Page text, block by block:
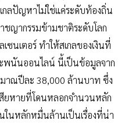
กลปัญหาไม่ใช่แค่ระดับท้องถิ่น
ชญากรรมข้ามชาติระดับโลก
ซนเตอร์ ทำให้สเกลของเงินที่
พนันออนไลน์ นี้เป็นข้อมูลจาก
มาณปีละ 38,000 ล้านบาท ซึ่ง
ยหายที่โดนหลอกจำนวนหลัก
ในหลักหมื่นล้านเป็นเรื่องที่น่า